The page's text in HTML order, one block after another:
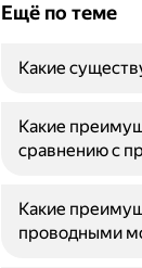
Ещё по теме
Какие
Какие
сравнению с
Какие
проводными